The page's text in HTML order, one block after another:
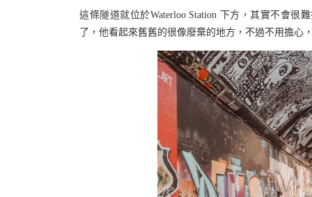
這條隧道就位於Waterloo Station 下方，其實不會很
了，他看起來舊舊的很像廢棄的地方，不過不用擔